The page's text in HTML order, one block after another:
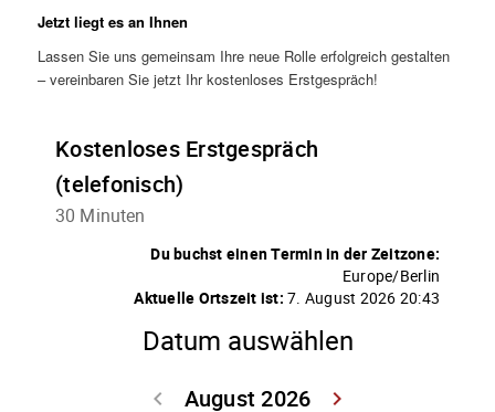
Jetzt liegt es an Ihnen
Lassen Sie uns gemeinsam Ihre neue Rolle erfolgreich gestalten
– vereinbaren Sie jetzt Ihr kostenloses Erstgespräch!